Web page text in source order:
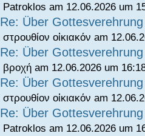
Patroklos am 12.06.2026 um
Re: Über Gottesverehrung
στρουθίον οἰκιακόν am
Re: Über Gottesverehrung
βροχή am 12.06.2026 um
Re: Über Gottesverehrung
στρουθίον οἰκιακόν am
Re: Über Gottesverehrung
Patroklos am 12.06.2026 um